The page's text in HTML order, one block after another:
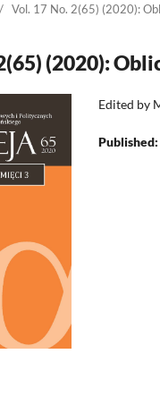
/ Vol. 17 No. 2(65) (2020):
(2020):
Edited by
Published: